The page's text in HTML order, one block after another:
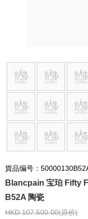
貨品编号：
Blancpain 宝珀 Fifty
B52A 陶瓷
HKD 107,500.00(原价)